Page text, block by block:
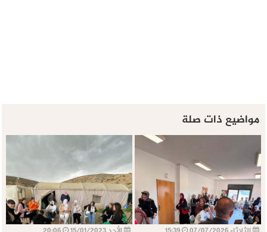
مواضيع ذات صلة